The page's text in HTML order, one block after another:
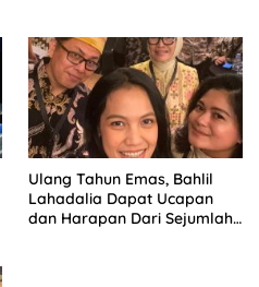
Ulang Tahun Emas, Bahlil
Lahadalia Dapat Ucapan
dan Harapan Dari Sejumlah